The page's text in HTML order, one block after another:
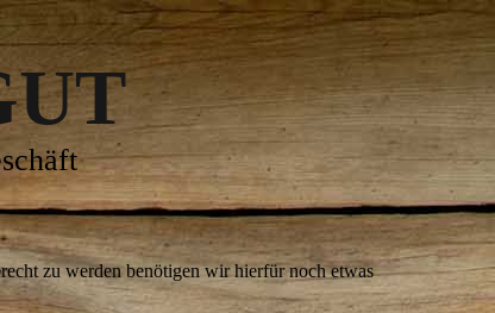
zu werden benötigen wir hierfür noch etwas